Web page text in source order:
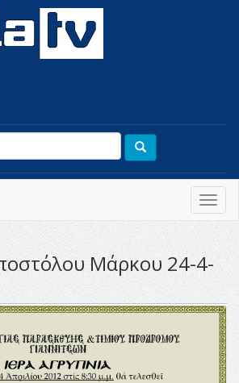
Μάρκου 24-4-